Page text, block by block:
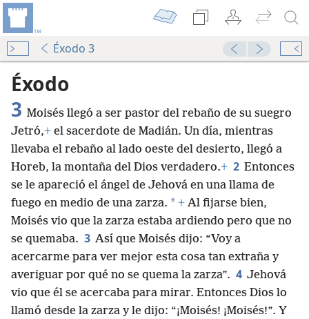
Éxodo 3
Éxodo
3 Moisés llegó a ser pastor del rebaño de su suegro
Jetró,+ el sacerdote de Madián. Un día, mientras
llevaba el rebaño al lado oeste del desierto, llegó a
Horeb, la montaña del Dios verdadero.+ 2 Entonces
se le apareció el ángel de Jehová en una llama de
fuego en medio de una zarza. * + Al fijarse bien,
Moisés vio que la zarza estaba ardiendo pero que no
se quemaba. 3 Así que Moisés dijo: “Voy a
acercarme para ver mejor esta cosa tan extraña y
averiguar por qué no se quema la zarza”. 4 Jehová
vio que él se acercaba para mirar. Entonces Dios lo
llamó desde la zarza y le dijo: “¡Moisés! ¡Moisés!”. Y